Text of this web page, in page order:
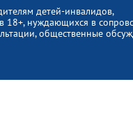
детей-инвалидов,
18+, нуждающихся в
общественные